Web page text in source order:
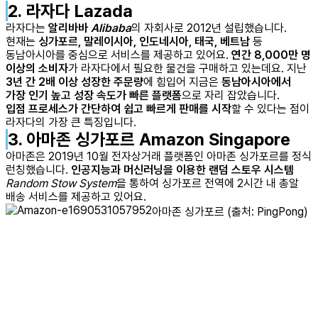
2. 라자다 Lazada
라자다는 알리바바 Alibaba의 자회사로 2012년 설립했습니다.
현재는 싱가포르, 말레이시아, 인도네시아, 태국, 베트남 등
동남아시아를 중심으로 서비스를 제공하고 있어요. 연간 8,000만 명
이상의 소비자가 라자다에서 필요한 물건을 구매하고 있는데요. 지난
3년 간 2배 이상 성장한 주문량에 힘입어 지금은 동남아시아에서
가장 인기 높고 성장 속도가 빠른 플랫폼으로 자리 잡았습니다.
입점 프로세스가 간단하여 쉽고 빠르게 판매를 시작할 수 있다는 점이
라자다의 가장 큰 특징입니다.
3. 아마존 싱가포르 Amazon Singapore
아마존은 2019년 10월 전자상거래 플랫폼인 아마존 싱가포르를 정식
런칭했습니다. 인공지능과 머신러닝을 이용한 랜덤 스토우 시스템
Random Stow System을 통하여 싱가포르 전역에 2시간 내 총알
배송 서비스를 제공하고 있어요.
아마존 싱가포르 (출처: PingPong)